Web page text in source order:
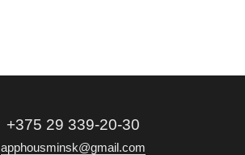
+375 29 339-20-30
apphousminsk@gmail.com